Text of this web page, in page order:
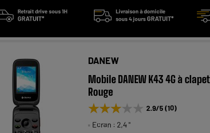
DANEW
Mobile DANEW K43 4G à clapet
Rouge
★★★★★
★★★★★ 2.9/5 (10)
Ecran : 2,4 "